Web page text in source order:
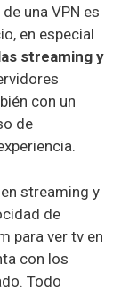
una VPN es
en especial
streaming y
con un
de
streaming y
de
para ver tv en
con los
Todo